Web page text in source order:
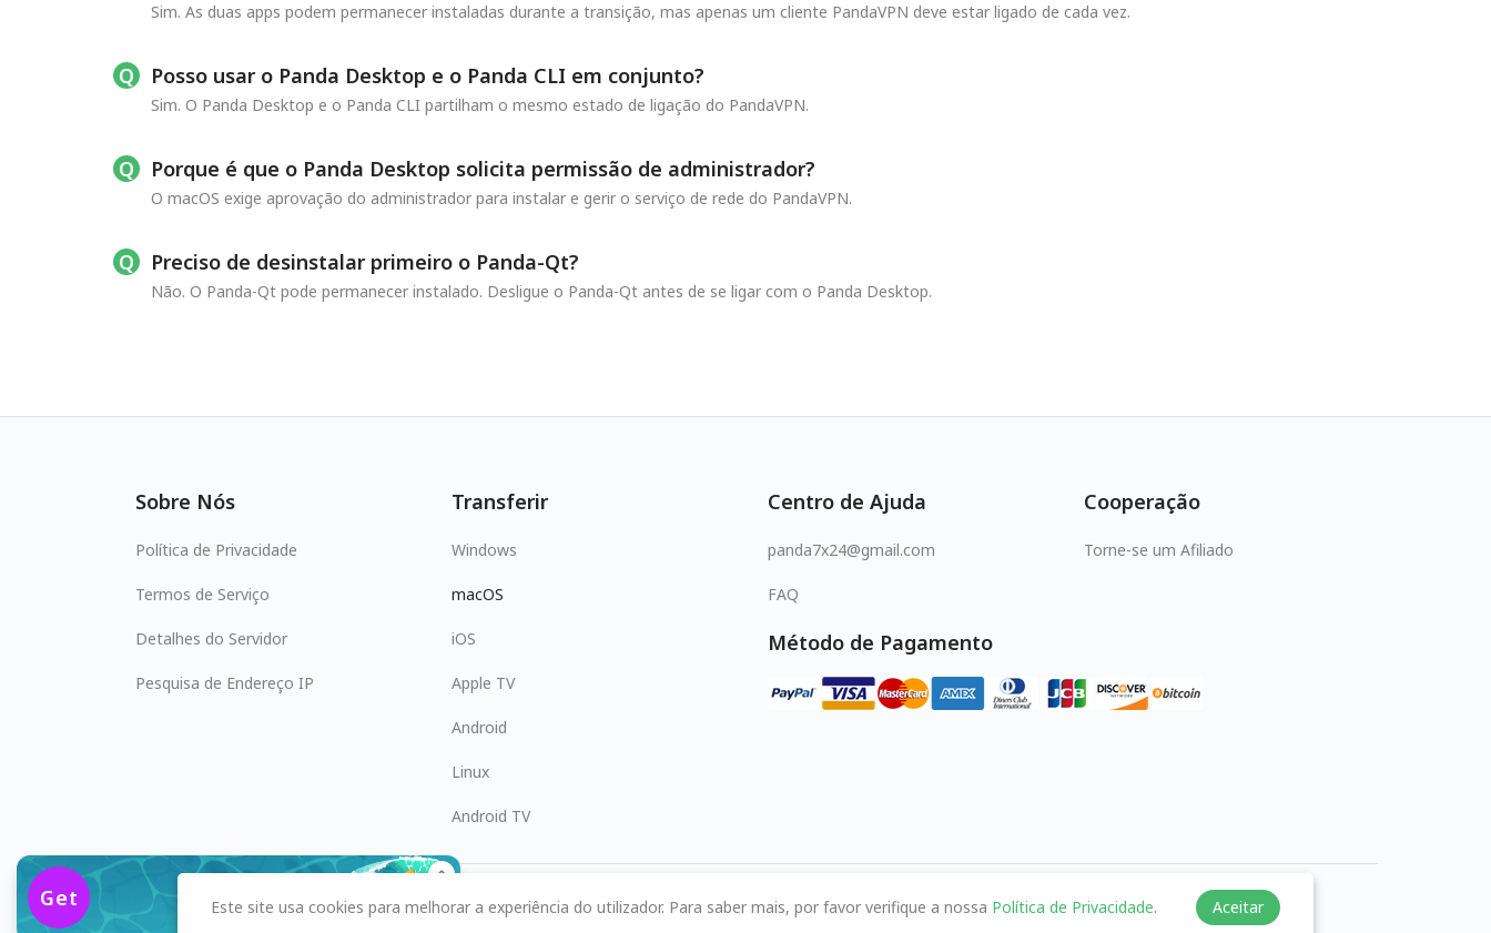
Sim. As duas apps podem permanecer instaladas durante a transição, mas apenas um cliente PandaVPN deve estar ligado de cada vez.
Posso usar o Panda Desktop e o Panda CLI em conjunto?
Sim. O Panda Desktop e o Panda CLI partilham o mesmo estado de ligação do PandaVPN.
Porque é que o Panda Desktop solicita permissão de administrador?
O macOS exige aprovação do administrador para instalar e gerir o serviço de rede do PandaVPN.
Preciso de desinstalar primeiro o Panda-Qt?
Não. O Panda-Qt pode permanecer instalado. Desligue o Panda-Qt antes de se ligar com o Panda Desktop.
83% OFF
Get
Sobre Nós
Política de Privacidade
Termos de Serviço
Detalhes do Servidor
Pesquisa de Endereço IP
Transferir
Windows
macOS
iOS
Apple TV
Android
Linux
Android TV
Centro de Ajuda
panda7x24@gmail.com
FAQ
Cooperação
Torne-se um Afiliado
Método de Pagamento
© 2026 MOPUBI LIMITED. All rights reserved.
Este site usa cookies para melhorar a experiência do utilizador. Para saber mais, por favor verifique a nossa Política de Privacidade. Aceitar